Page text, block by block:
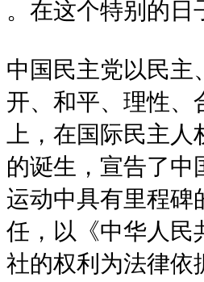
在这个特别的日
中国民主党以民主
开、和平、理性、
上，在国际民主
的诞生，宣告了中
运动中具有里程碑
任，以《中华人民
社的权利为法律依